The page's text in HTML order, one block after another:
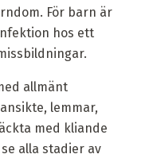
För barn är
hos ett
allmänt
lemmar,
med kliande
alla stadier av